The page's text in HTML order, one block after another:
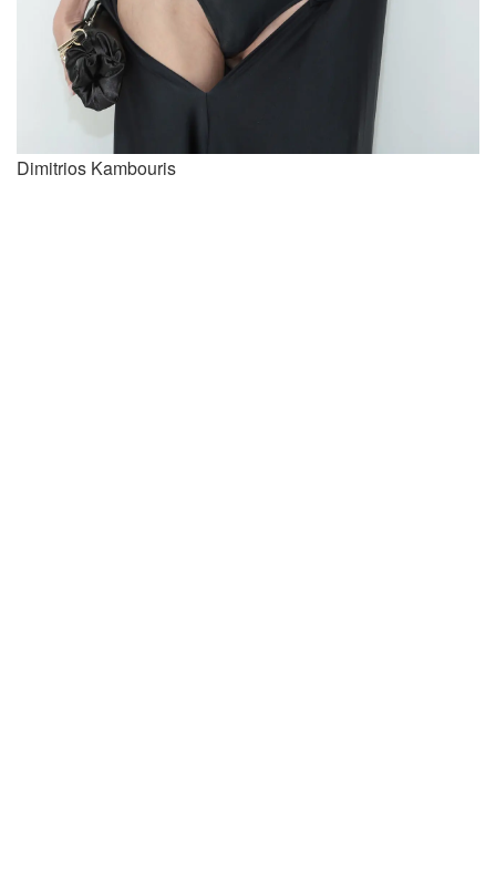
Dimitrios Kambouris